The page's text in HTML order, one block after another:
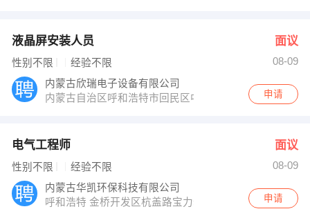
液晶屏安装人员 面议
性别不限 经验不限
08-09
内蒙古欣瑞电子设备有限公司
内蒙古自治区呼和浩特市回民区中山路海亮广场A栋1206
申请
电气工程师 面议
性别不限 经验不限
08-09
内蒙古华凯环保科技有限公司
呼和浩特 金桥开发区杭盖路宝力尔大街中环光伏产业园区
申请